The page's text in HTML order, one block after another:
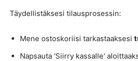
Täydellistäksesi tilausprosessin:
Mene ostoskoriisi tarkastaaksesi
Napsauta 'Siirry kassalle'